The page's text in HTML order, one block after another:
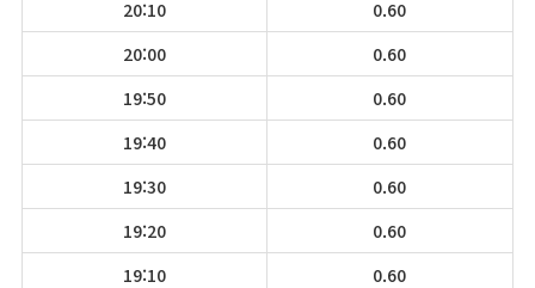
20:10
0.60
20:00
0.60
19:50
0.60
19:40
0.60
19:30
0.60
19:20
0.60
19:10
0.60